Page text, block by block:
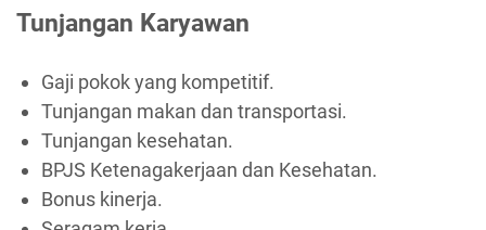
Tunjangan Karyawan
Gaji pokok yang kompetitif.
Tunjangan makan dan transportasi.
Tunjangan kesehatan.
BPJS Ketenagakerjaan dan Kesehatan.
Bonus kinerja.